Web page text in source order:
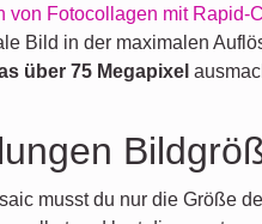
von Fotocollagen mit Rapid-
Bild in der maximalen
über 75 Megapixel
musst du nur die Größe